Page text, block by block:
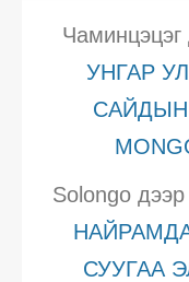
Чаминцэцэг
УНГАР
САЙДЫН
Solongo дээр
СУУГАА